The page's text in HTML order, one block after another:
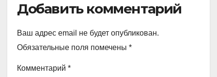
Добавить комментарий
Ваш адрес email не будет опубликован.
Обязательные поля помечены *
Комментарий *